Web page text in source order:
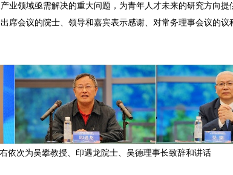
业领域亟需解决的重大问题，为青年人才未来的研究方向提
席会议的院士、领导和嘉宾表示感谢、对常务理事会议的议
依次为吴攀教授、印遇龙院士、吴德理事长致辞和讲话